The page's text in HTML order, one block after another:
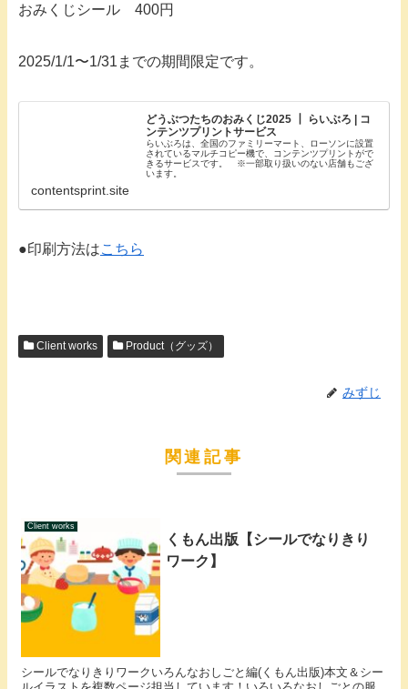
おみくじシール 400円
2025/1/1〜1/31までの期間限定です。
どうぶつたちのおみくじ2025 ┃ らいぶろ | コ
ンテンツプリントサービス
らいぶろは、全国のファミリーマート、ローソンに設置
されているマルチコピー機で、コンテンツプリントがで
きるサービスです。 ※一部取り扱いのない店舗もござ
います。
contentsprint.site
●印刷方法はこちら
Client works Product（グッズ）
みずじ
関連記事
Client works
くもん出版【シールでなりきり
ワーク】
シールでなりきりワークいろんなおしごと編(くもん出版)本文＆シー